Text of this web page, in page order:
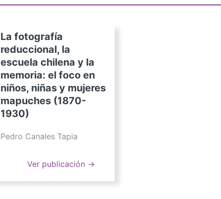
La fotografía
reduccional, la
escuela chilena y la
memoria: el foco en
niños, niñas y mujeres
mapuches (1870-
1930)
Pedro Canales Tapia
Ver publicación →